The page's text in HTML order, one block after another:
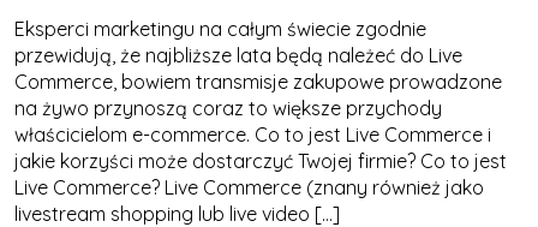
Eksperci marketingu na całym świecie zgodnie
przewidują, że najbliższe lata będą należeć do Live
Commerce, bowiem transmisje zakupowe prowadzone
na żywo przynoszą coraz to większe przychody
właścicielom e-commerce. Co to jest Live Commerce i
jakie korzyści może dostarczyć Twojej firmie? Co to jest
Live Commerce? Live Commerce (znany również jako
livestream shopping lub live video […]